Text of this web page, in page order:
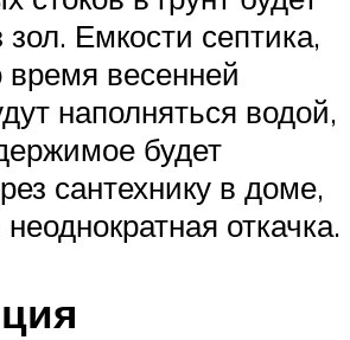
Емкости септика,
время весенней
наполняться водой,
будет
сантехнику в доме,
откачка.